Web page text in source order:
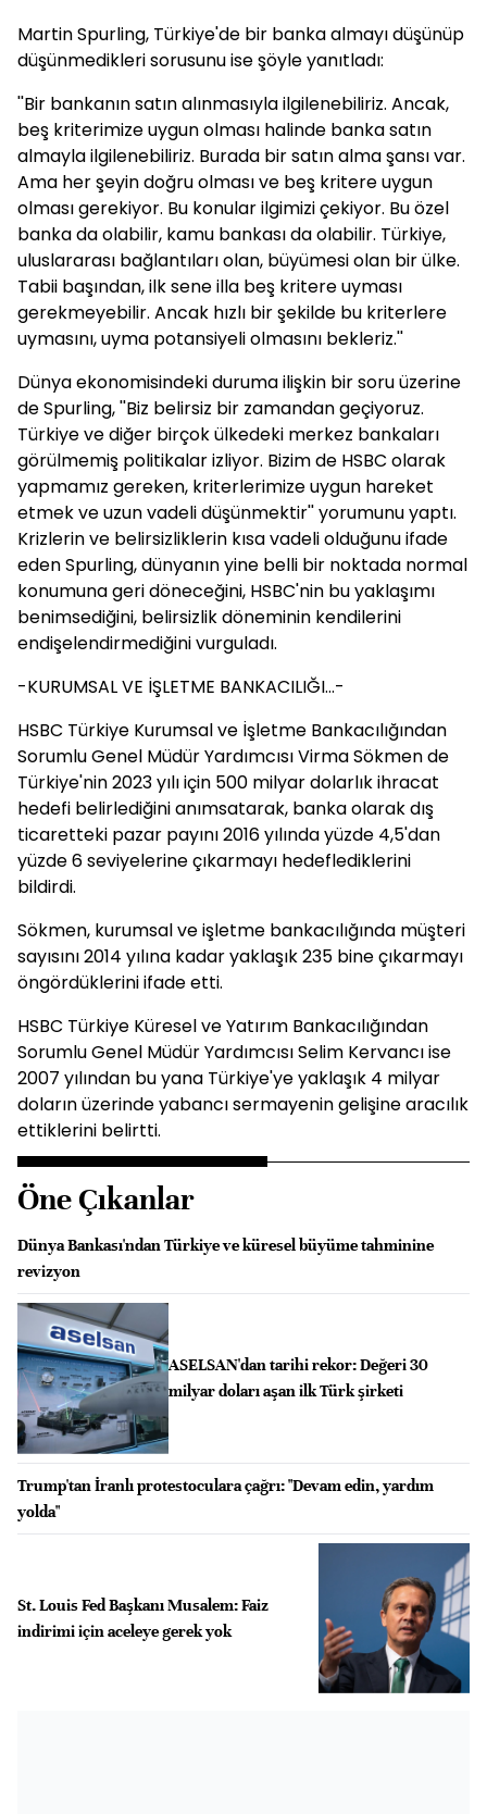
Martin Spurling, Türkiye'de bir banka almayı düşünüp
düşünmedikleri sorusunu ise şöyle yanıtladı:
''Bir bankanın satın alınmasıyla ilgilenebiliriz. Ancak,
beş kriterimize uygun olması halinde banka satın
almayla ilgilenebiliriz. Burada bir satın alma şansı var.
Ama her şeyin doğru olması ve beş kritere uygun
olması gerekiyor. Bu konular ilgimizi çekiyor. Bu özel
banka da olabilir, kamu bankası da olabilir. Türkiye,
uluslararası bağlantıları olan, büyümesi olan bir ülke.
Tabii başından, ilk sene illa beş kritere uyması
gerekmeyebilir. Ancak hızlı bir şekilde bu kriterlere
uymasını, uyma potansiyeli olmasını bekleriz.''
Dünya ekonomisindeki duruma ilişkin bir soru üzerine
de Spurling, ''Biz belirsiz bir zamandan geçiyoruz.
Türkiye ve diğer birçok ülkedeki merkez bankaları
görülmemiş politikalar izliyor. Bizim de HSBC olarak
yapmamız gereken, kriterlerimize uygun hareket
etmek ve uzun vadeli düşünmektir'' yorumunu yaptı.
Krizlerin ve belirsizliklerin kısa vadeli olduğunu ifade
eden Spurling, dünyanın yine belli bir noktada normal
konumuna geri döneceğini, HSBC'nin bu yaklaşımı
benimsediğini, belirsizlik döneminin kendilerini
endişelendirmediğini vurguladı.
-KURUMSAL VE İŞLETME BANKACILIĞI...-
HSBC Türkiye Kurumsal ve İşletme Bankacılığından
Sorumlu Genel Müdür Yardımcısı Virma Sökmen de
Türkiye'nin 2023 yılı için 500 milyar dolarlık ihracat
hedefi belirlediğini anımsatarak, banka olarak dış
ticaretteki pazar payını 2016 yılında yüzde 4,5'dan
yüzde 6 seviyelerine çıkarmayı hedeflediklerini
bildirdi.
Sökmen, kurumsal ve işletme bankacılığında müşteri
sayısını 2014 yılına kadar yaklaşık 235 bine çıkarmayı
öngördüklerini ifade etti.
HSBC Türkiye Küresel ve Yatırım Bankacılığından
Sorumlu Genel Müdür Yardımcısı Selim Kervancı ise
2007 yılından bu yana Türkiye'ye yaklaşık 4 milyar
doların üzerinde yabancı sermayenin gelişine aracılık
ettiklerini belirtti.
Öne Çıkanlar
Dünya Bankası'ndan Türkiye ve küresel büyüme tahminine
revizyon
ASELSAN'dan tarihi rekor: Değeri 30
milyar doları aşan ilk Türk şirketi
Trump'tan İranlı protestoculara çağrı: "Devam edin, yardım
yolda"
St. Louis Fed Başkanı Musalem: Faiz
indirimi için aceleye gerek yok